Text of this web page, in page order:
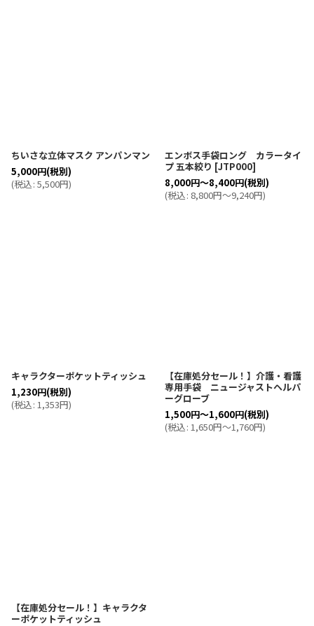
ちいさな立体マスク アンパンマン
5,000円(税別)
(税込: 5,500円)
エンボス手袋ロング カラータイ
プ 五本絞り [JTP000]
8,000円～8,400円(税別)
(税込: 8,800円～9,240円)
キャラクターポケットティッシュ
1,230円(税別)
(税込: 1,353円)
【在庫処分セール！】介護・看護
専用手袋 ニュージャストヘルパ
ーグローブ
1,500円～1,600円(税別)
(税込: 1,650円～1,760円)
【在庫処分セール！】キャラクタ
ーポケットティッシュ